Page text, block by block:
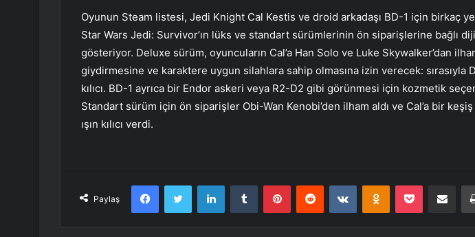
Oyunun Steam listesi, Jedi Knight Cal Kestis ve droid arkadaşı BD-1 için birkaç
Star Wars Jedi: Survivor’ın lüks ve standart sürümlerinin ön siparişlerine bağlı
gösteriyor. Deluxe sürüm, oyuncuların Cal’a Han Solo ve Luke Skywalker’dan
giydirmesine ve karaktere uygun silahlara sahip olmasına izin verecek: sırasıyla
kılıcı. BD-1 ayrıca bir Endor askeri veya R2-D2 gibi görünmesi için kozmetik
Standart sürüm için ön siparişler Obi-Wan Kenobi’den ilham aldı ve Cal’a bir
ışın kılıcı verdi.
Paylaş
FacebookTwitter LinkedInTumblr PinterestReddit VKontakteOdnoklassniki
Pocket E-Posta